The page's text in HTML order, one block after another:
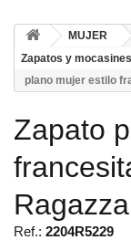
MUJER
Zapatos y
plano mujer estilo
Zapato
Ref.: 2204R5229